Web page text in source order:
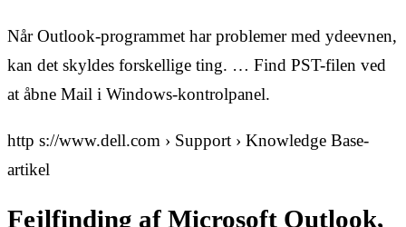
Når Outlook-programmet har problemer med ydeevnen,
kan det skyldes forskellige ting. … Find PST-filen ved
at åbne Mail i Windows-kontrolpanel.
http s://www.dell.com › Support › Knowledge Base-
artikel
Fejlfinding af Microsoft Outlook,